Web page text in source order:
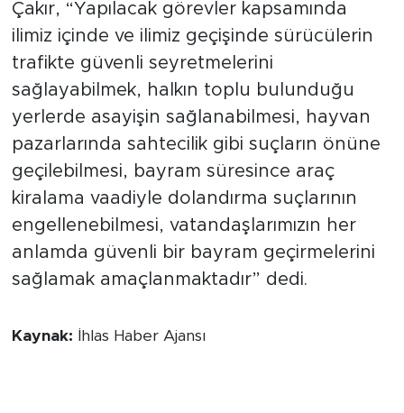
Çakır, “Yapılacak görevler kapsamında
ilimiz içinde ve ilimiz geçişinde sürücülerin
trafikte güvenli seyretmelerini
sağlayabilmek, halkın toplu bulunduğu
yerlerde asayişin sağlanabilmesi, hayvan
pazarlarında sahtecilik gibi suçların önüne
geçilebilmesi, bayram süresince araç
kiralama vaadiyle dolandırma suçlarının
engellenebilmesi, vatandaşlarımızın her
anlamda güvenli bir bayram geçirmelerini
sağlamak amaçlanmaktadır” dedi.
Kaynak: İhlas Haber Ajansı